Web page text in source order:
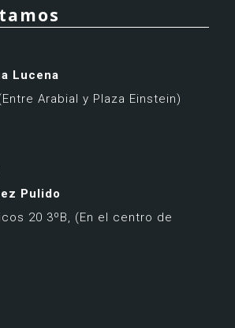
Lucena
Arabial y Plaza Einstein)
Pulido
20 3ºB, (En el centro de